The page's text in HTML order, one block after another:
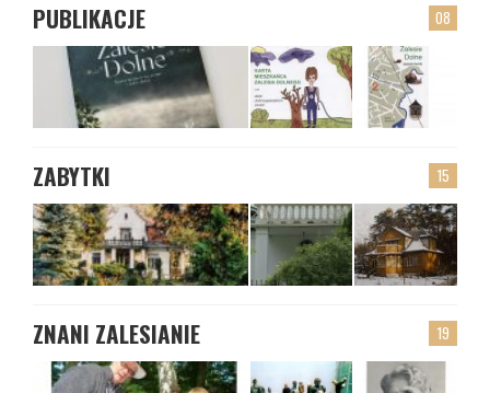
08
PUBLIKACJE
15
ZABYTKI
19
ZNANI ZALESIANIE